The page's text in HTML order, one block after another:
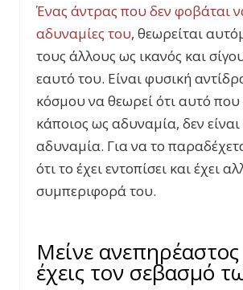
Ένας άντρας που δεν φοβάται να
αδυναμίες του, θεωρείται
τους άλλους ως ικανός και
εαυτό του. Είναι φυσική
κόσμου να θεωρεί ότι αυτό
κάποιος ως αδυναμία, δεν είναι
αδυναμία. Για να το
ότι το έχει εντοπίσει και έχει
συμπεριφορά του.
Μείνε ανεπηρέαστος
έχεις τον σεβασμό